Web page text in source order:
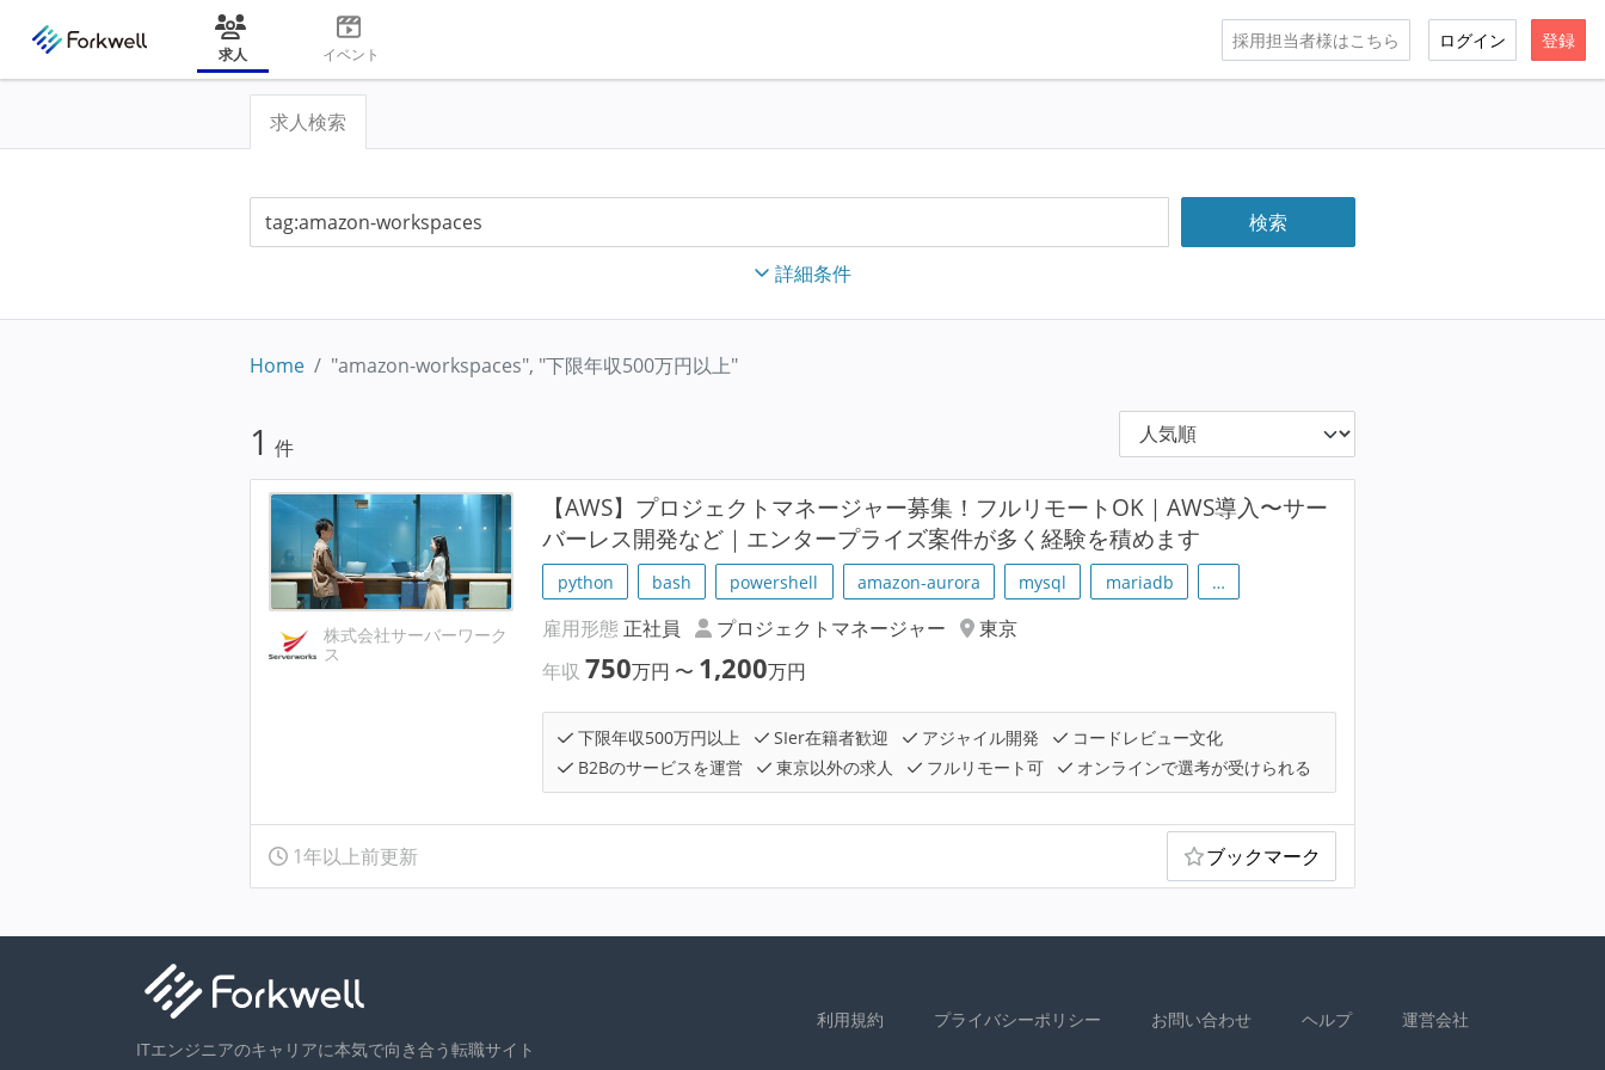
求人 イベント
採用担当者様はこちら ログイン 登録
求人検索
詳細条件
Home "amazon-workspaces", "下限年収500万円以上"
1 件
株式会社サーバーワーク
ス
【AWS】プロジェクトマネージャー募集！フルリモートOK｜AWS導入〜サー
バーレス開発など｜エンタープライズ案件が多く経験を積めます
python bash powershell amazon-aurora mysql mariadb …
雇用形態 正社員 プロジェクトマネージャー
東京
年収750万円 〜 1,200万円
下限年収500万円以上 SIer在籍者歓迎 アジャイル開発
コードレビュー文化
B2Bのサービスを運営
東京以外の求人 フルリモート可 オンラインで選考が受けられる
1年以上前更新 ブックマーク
ITエンジニアのキャリアに本気で向き合う転職サイト
利用規約 プライバシーポリシー お問い合わせ ヘルプ 運営会社